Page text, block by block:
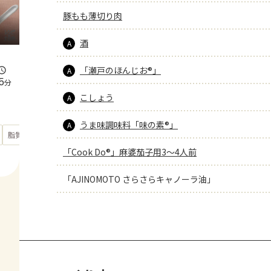
分
脂質 もっと見る
豚もも薄切り肉
A 酒
A 「瀬戸のほんじお®」
A こしょう
A うま味調味料「味の素®」
「Cook Do®」麻婆茄子用3～4人前
「AJINOMOTO さらさらキャノーラ油」